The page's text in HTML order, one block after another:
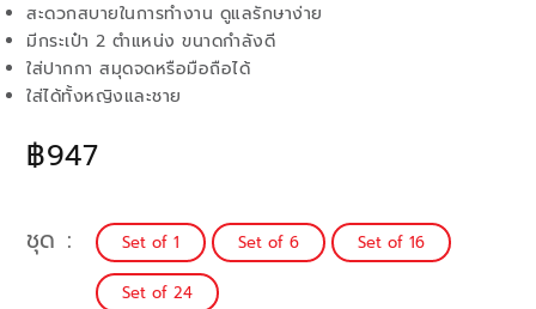
฿947
สะดวกสบายในการทำงาน ดูแลรักษาง่าย
มีกระเป๋า 2 ตำแหน่ง ขนาดกำลังดี
ใส่ปากกา สมุดจดหรือมือถือได้
ใส่ได้ทั้งหญิงและชาย
ชุด Set of 1 Set of 6 Set of 16
Set of 24